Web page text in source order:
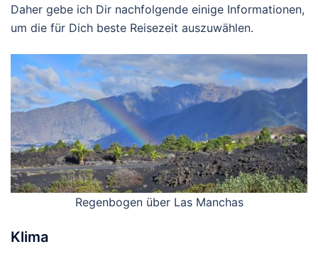
Daher gebe ich Dir nachfolgende einige Informationen,
um die für Dich beste Reisezeit auszuwählen.
Regenbogen über Las Manchas
Klima